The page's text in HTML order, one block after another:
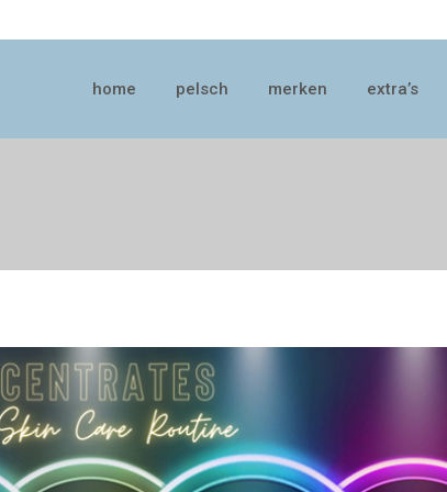
home pelsch merken extra’s